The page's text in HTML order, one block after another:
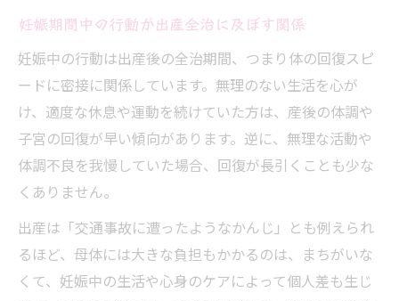
妊娠期間中の行動が出産全治に及ぼす関係
妊娠中の行動は出産後の全治期間、つまり体の回復スピ
ードに密接に関係しています。無理のない生活を心が
け、適度な休息や運動を続けていた方は、産後の体調や
子宮の回復が早い傾向があります。逆に、無理な活動や
体調不良を我慢していた場合、回復が長引くことも少な
くありません。
出産は「交通事故に遭ったようなかんじ」とも例えられ
るほど、母体には大きな負担もかかるのは、まちがいな
くて、妊娠中の生活や心身のケアによって個人差も生じ